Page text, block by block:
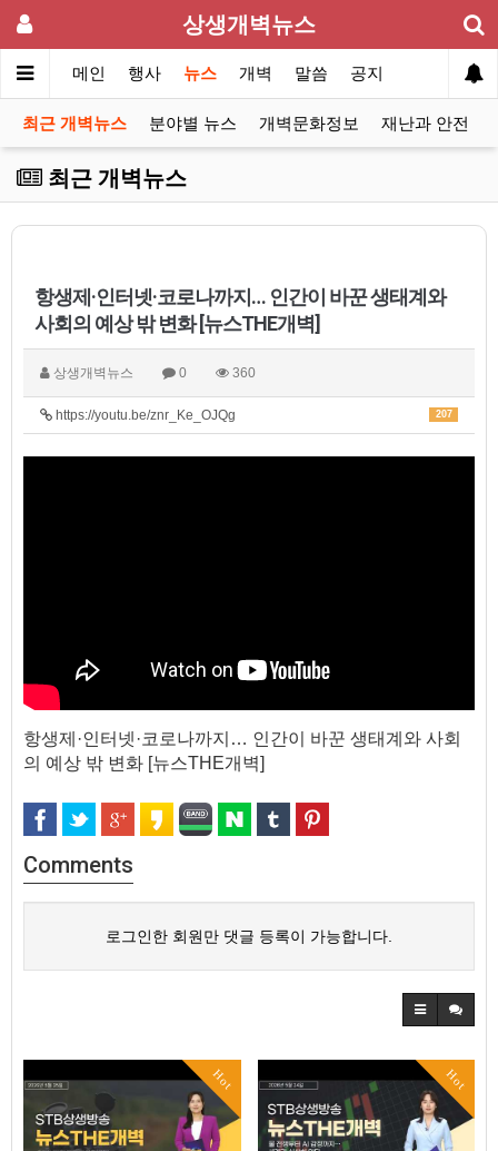
상생개벽뉴스
메인 행사 뉴스 개벽 말씀 공지
최근 개벽뉴스 분야별 뉴스 개벽문화정보 재난과 안전
최근 개벽뉴스
항생제·인터넷·코로나까지… 인간이 바꾼 생태계와
사회의 예상 밖 변화 [뉴스THE개벽]
상생개벽뉴스 0 360
207
https://youtu.be/znr_Ke_OJQg
항생제·인터넷·코로나까지… 인간이 바꾼 생태계와 사회
의 예상 밖 변화 [뉴스THE개벽]
Comments
로그인한 회원만 댓글 등록이 가능합니다.
Hot Hot